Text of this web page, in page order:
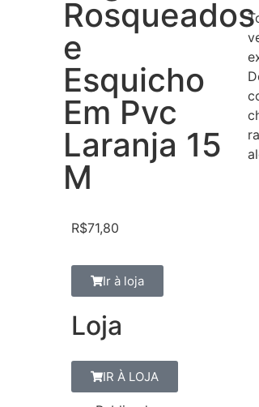
Rosqueados
e
Esquicho
Em Pvc
Laranja 15
M
R$71,80
Ir à loja
Loja
IR À LOJA